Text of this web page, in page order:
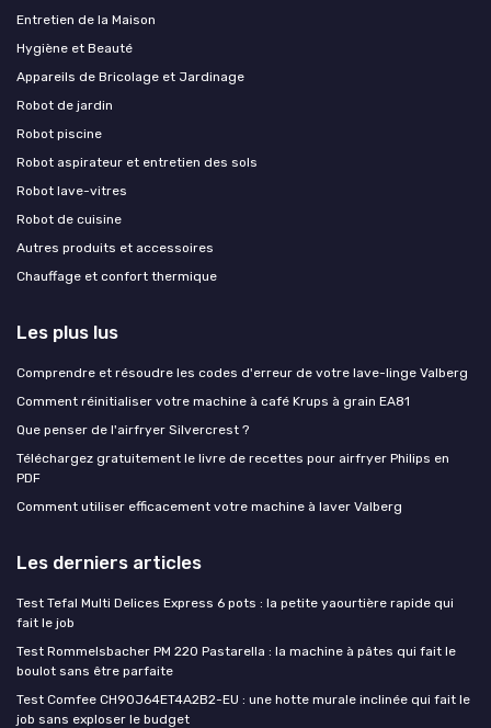
Entretien de la Maison
Hygiène et Beauté
Appareils de Bricolage et Jardinage
Robot de jardin
Robot piscine
Robot aspirateur et entretien des sols
Robot lave-vitres
Robot de cuisine
Autres produits et accessoires
Chauffage et confort thermique
Les plus lus
Comprendre et résoudre les codes d'erreur de votre lave-linge Valberg
Comment réinitialiser votre machine à café Krups à grain EA81
Que penser de l'airfryer Silvercrest ?
Téléchargez gratuitement le livre de recettes pour airfryer Philips en
PDF
Comment utiliser efficacement votre machine à laver Valberg
Les derniers articles
Test Tefal Multi Delices Express 6 pots : la petite yaourtière rapide qui
fait le job
Test Rommelsbacher PM 220 Pastarella : la machine à pâtes qui fait le
boulot sans être parfaite
Test Comfee CH90J64ET4A2B2-EU : une hotte murale inclinée qui fait le
job sans exploser le budget